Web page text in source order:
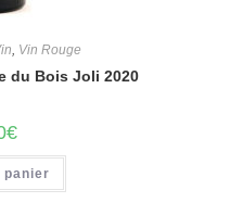
, Vin Rouge
du Bois Joli 2020
€
panier